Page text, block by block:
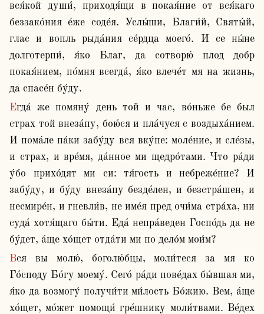
вся́кой души́, приходя́щи в покая́ние от вся́каго
беззако́ния е́же соде́я. Услы́ши, Благи́й, Святы́й,
глас и вопль рыда́ния се́рдца моего́. И се ны́не
долготерпи́, я́ко Благ, да сотворю́ плод добр
покая́нием, по́мня всегда́, я́ко влече́т мя на жизнь,
да спасе́н бу́ду.
Егда́ же помяну́ день той и час, во́ньже бе был
страх той внеза́пу, бою́ся и пла́чуся с воздыха́нием.
И пома́ле па́ки забу́ду вся вку́пе: моле́ние, и сле́зы,
и страх, и вре́мя, да́нное ми щедро́тами. Что ра́ди
у́бо прихо́дят ми си: тя́гость и небреже́ние? И
забу́ду, и бу́ду внеза́пу безде́лен, и безстра́шен, и
несмире́н, и гневли́в, не име́я пред очи́ма стра́ха, ни
суда́ хотя́щаго бы́ти. Еда́ непра́веден Госпо́дь да не
бу́дет, а́ще хо́щет отда́ти ми по дело́м мои́м?
Вся вы молю́, боголю́бцы, моли́теся за мя ко
Го́споду Бо́гу моему́. Сего́ ра́ди пове́дах бы́вшая ми,
я́ко да возмогу́ получи́ти ми́лость Бо́жию. Вем, а́ще
хо́щет, мо́жет помощи́ гре́шнику моли́твами. Ве́дех